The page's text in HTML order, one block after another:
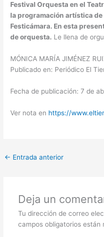
Festival Orquesta en el
la programación artística
Festicámara. En esta
de orquesta. Le llena de
MÓNICA MARÍA JIMÉNEZ
Publicado en: Periódico El
Fecha de publicación: 7 de
Ver nota en https://
← Entrada anterior
Deja un
Tu dirección de correo
campos obligatorios están